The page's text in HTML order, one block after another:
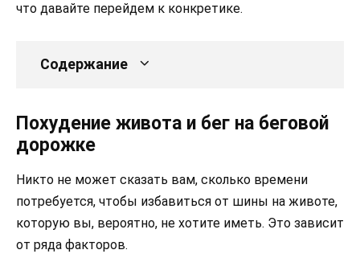
что давайте перейдем к конкретике.
Содержание
Похудение живота и бег на беговой
дорожке
Никто не может сказать вам, сколько времени
потребуется, чтобы избавиться от шины на животе,
которую вы, вероятно, не хотите иметь. Это зависит
от ряда факторов.